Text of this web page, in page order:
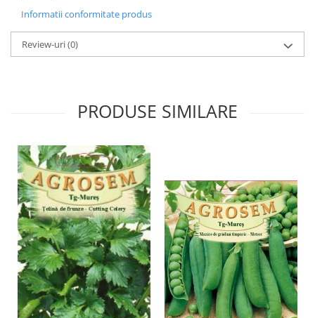
Informatii conformitate produs
Review-uri(0)
PRODUSE SIMILARE